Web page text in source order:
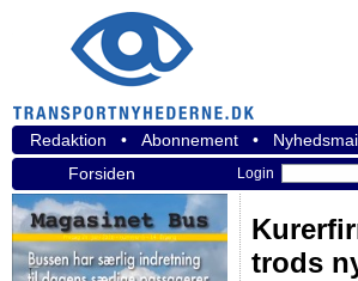
Redaktion • Abonnement •
Forsiden
Login
trods